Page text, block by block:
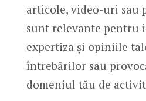
articole, video-uri sau
sunt relevante pentru
expertiza și opiniile
întrebărilor sau
domeniul tău de